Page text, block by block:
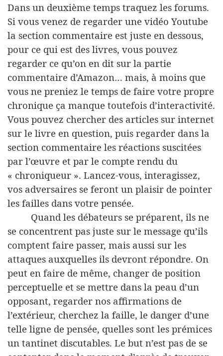
Dans un deuxième temps traquez les forums.
Si vous venez de regarder une vidéo Youtube
la section commentaire est juste en dessous,
pour ce qui est des livres, vous pouvez
regarder ce qu’on en dit sur la partie
commentaire d’Amazon… mais, à moins que
vous ne preniez le temps de faire votre propre
chronique ça manque toutefois d’interactivité.
Vous pouvez chercher des articles sur internet
sur le livre en question, puis regarder dans la
section commentaire les réactions suscitées
par l’œuvre et par le compte rendu du
« chroniqueur ». Lancez-vous, interagissez,
vos adversaires se feront un plaisir de pointer
les failles dans votre pensée.
Quand les débateurs se préparent, ils ne
se concentrent pas juste sur le message qu’ils
comptent faire passer, mais aussi sur les
attaques auxquelles ils devront répondre. On
peut en faire de même, changer de position
perceptuelle et se mettre dans la peau d’un
opposant, regarder nos affirmations de
l’extérieur, cherchez la faille, le danger d’une
telle ligne de pensée, quelles sont les prémices
un tantinet discutables. Le but n’est pas de se